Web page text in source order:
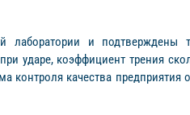
лаборатории и подтверждены
ударе, коэффициент трения
контроля качества